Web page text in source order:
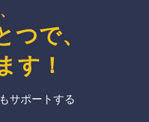
つで、
す ！
サポートする